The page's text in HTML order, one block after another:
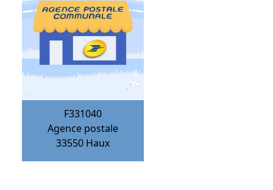
F331040
Agence postale
33550 Haux